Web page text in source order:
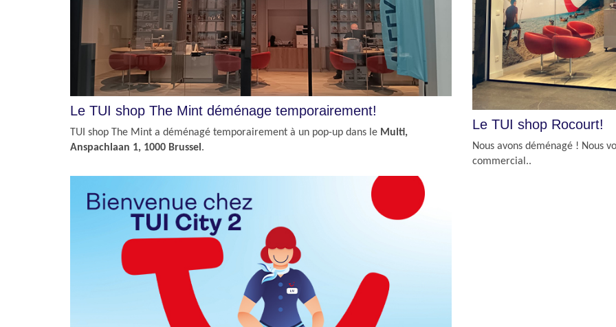
Le TUI shop The Mint déménage temporairement!
TUI shop The Mint a déménagé temporairement à un pop-up dans le Multi,
Anspachlaan 1, 1000 Brussel .
Le TUI shop Rocourt!
Nous avons déménagé ! Nous
commercial..